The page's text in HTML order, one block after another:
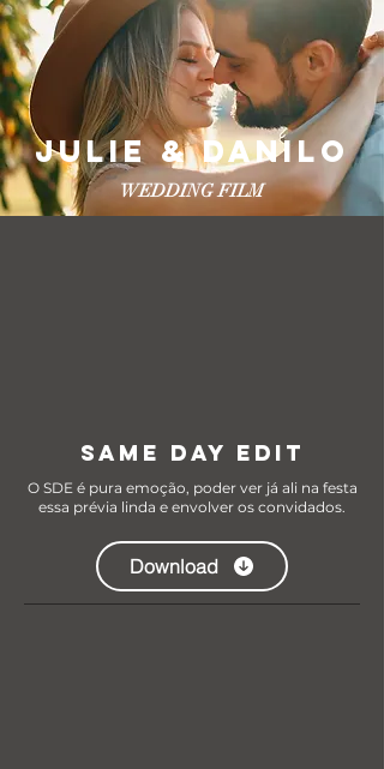
JULIE & DANILO
WEDDING FILM
SAME DAY EDIT
O SDE é pura emoção, poder ver já ali na festa
essa prévia linda e envolver os convidados.
Download